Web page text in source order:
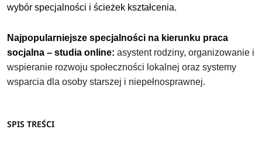
wybór specjalności i ścieżek kształcenia.
Najpopularniejsze specjalności na kierunku praca
socjalna – studia online: asystent rodziny, organizowanie i
wspieranie rozwoju społeczności lokalnej oraz systemy
wsparcia dla osoby starszej i niepełnosprawnej.
SPIS TREŚCI